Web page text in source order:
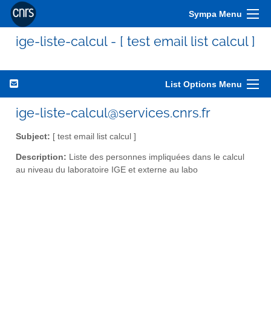
Sympa Menu
ige-liste-calcul - [ test email list calcul ]
List Options Menu
ige-liste-calcul@services.cnrs.fr
Subject: [ test email list calcul ]
Description: Liste des personnes impliquées dans le calcul
au niveau du laboratoire IGE et externe au labo